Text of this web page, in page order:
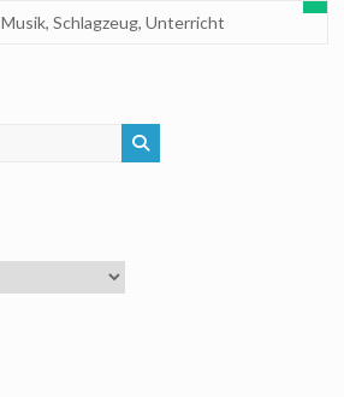
Musik,Schlagzeug,Unterricht